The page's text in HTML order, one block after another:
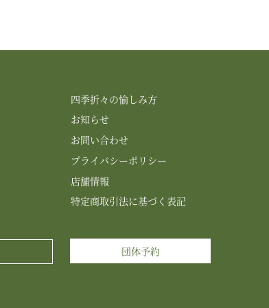
四季折々の愉しみ方
お知らせ
お問い合わせ
プライバシーポリシー
店舗情報
特定商取引法に基づく表記
団体予約